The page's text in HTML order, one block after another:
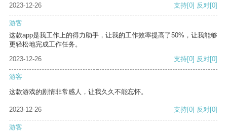
2023-12-26 支持[0] 反对[0]
游客
这款app是我工作上的得力助手，让我的工作效率提高了50%，让我能够
更轻松地完成工作任务。
2023-12-26
支持[0] 反对[0]
游客
这款游戏的剧情非常感人，让我久久不能忘怀。
2023-12-26 支持[0] 反对[0]
游客